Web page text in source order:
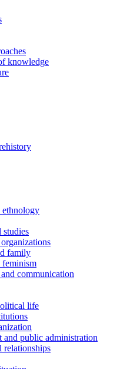
knowledge
studies
family
feminism
communication
life
and public administration
relationships